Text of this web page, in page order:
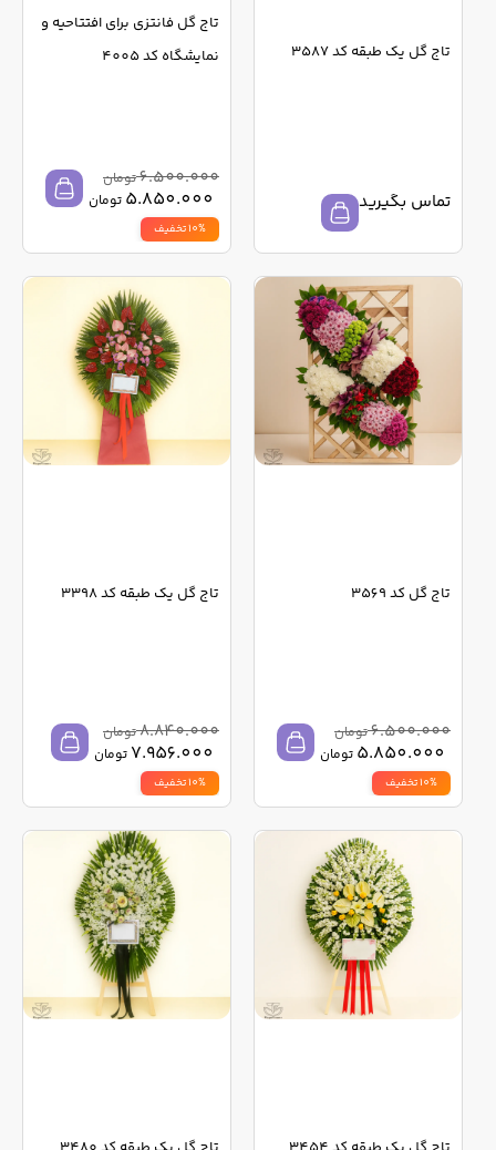
تاج گل یک طبقه کد 3587
تماس بگیرید
تاج گل فانتزی برای افتتاحیه و
نمایشگاه کد 4005
6.500.000تومان
5.850.000 تومان
10% تخفیف
تاج گل کد 3569
6.500.000تومان
5.850.000 تومان
10% تخفیف
تاج گل یک طبقه کد 3398
8.840.000تومان
7.956.000 تومان
10% تخفیف